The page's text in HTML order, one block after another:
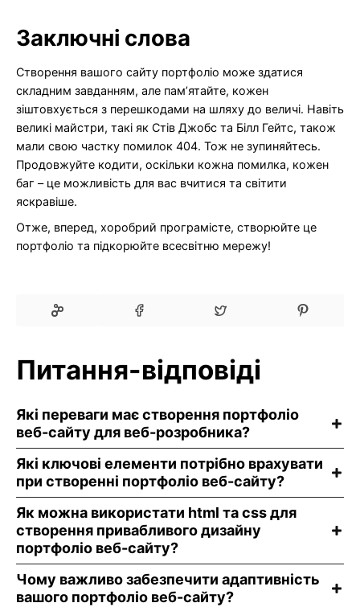
Заключні слова
Створення вашого сайту портфоліо може здатися
складним завданням, але пам’ятайте, кожен
зіштовхується з перешкодами на шляху до величі. Навіть
великі майстри, такі як Стів Джобс та Білл Гейтс, також
мали свою частку помилок 404. Тож не зупиняйтесь.
Продовжуйте кодити, оскільки кожна помилка, кожен
баг – це можливість для вас вчитися та світити
яскравіше.
Отже, вперед, хоробрий програмісте, створюйте це
портфоліо та підкорюйте всесвітню мережу!
Питання-відповіді
Які переваги має створення портфоліо
веб-сайту для веб-розробника?
Які ключові елементи потрібно врахувати
при створенні портфоліо веб-сайту?
Як можна використати html та css для
створення привабливого дизайну
портфоліо веб-сайту?
Чому важливо забезпечити адаптивність
вашого портфоліо веб-сайту?